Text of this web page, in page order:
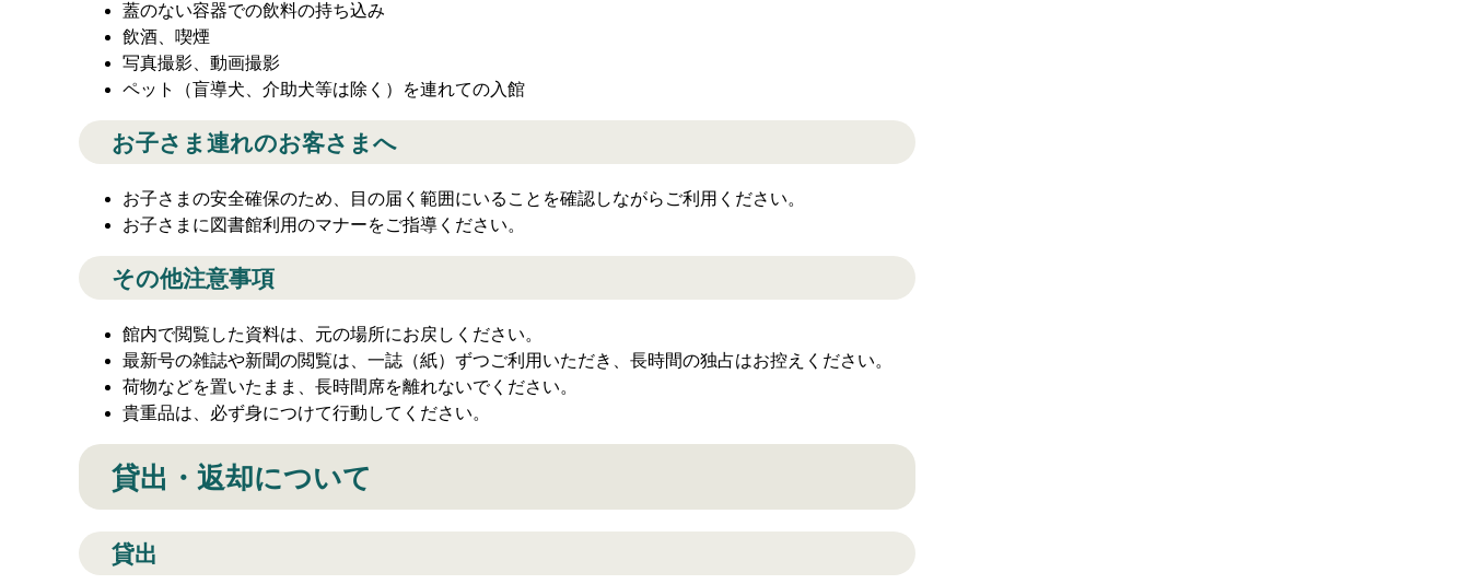
蓋のない容器での飲料の持ち込み
飲酒、喫煙
写真撮影、動画撮影
ペット（盲導犬、介助犬等は除く）を連れての入館
お子さま連れのお客さまへ
お子さまの安全確保のため、目の届く範囲にいることを確認しながらご利用ください。
お子さまに図書館利用のマナーをご指導ください。
その他注意事項
館内で閲覧した資料は、元の場所にお戻しください。
最新号の雑誌や新聞の閲覧は、一誌（紙）ずつご利用いただき、長時間の独占はお控えください。
荷物などを置いたまま、長時間席を離れないでください。
貴重品は、必ず身につけて行動してください。
貸出・返却について
貸出